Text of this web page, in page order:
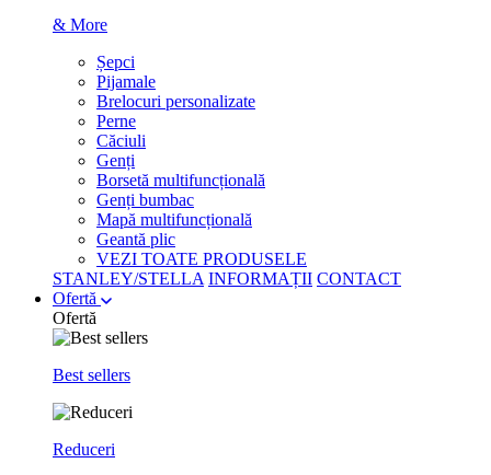
& More
Șepci
Pijamale
Brelocuri personalizate
Perne
Căciuli
Genți
Borsetă multifuncțională
Genți bumbac
Mapă multifuncțională
Geantă plic
VEZI TOATE PRODUSELE
STANLEY/STELLA INFORMAȚII CONTACT
Ofertă
Ofertă
Best sellers
Reduceri